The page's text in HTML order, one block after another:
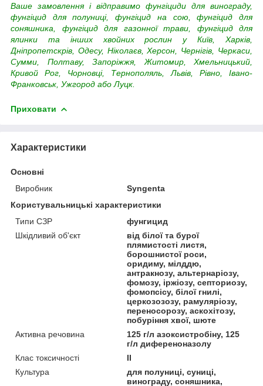
Ваше замовлення і відправимо фунгіциди для винограду,
фунгіцид для полуниці, фунгіцид на сою, фунгіцид для
соняшника, фунгіцид для газонної трави, фунгіцид для
ялинки та інших хвойних рослин у Київ, Харків,
Дніпропетскрів, Одесу, Ніколаєв, Херсон, Чернігів, Черкаси,
Сумми, Полтаву, Запоріжжя, Житомир, Хмельницький,
Кривой Рог, Чорновці, Тернополяль, Львів, Рівно, Івано-
Франковськ, Ужгород або Луцк.
Приховати
Характеристики
Основні
Виробник
Syngenta
Користувальницькі характеристики
Типи СЗР
фунгицид
Шкідливий об'єкт
від білої та бурої
плямистості листя,
борошнистої роси,
оридиму, мілддю,
антракнозу, альтернаріозу,
фомозу, іржіозу, септориозу,
фомопсісу, білої гнилі,
церкозозозу, рамуляріозу,
переносорозу, аскохітозу,
побуріння хвої, шюте
Активна речовина
125 г/л азоксистробіну, 125
г/л диференоназолу
Клас токсичності
II
Культура
для полуниці, суниці,
винограду, соняшника,